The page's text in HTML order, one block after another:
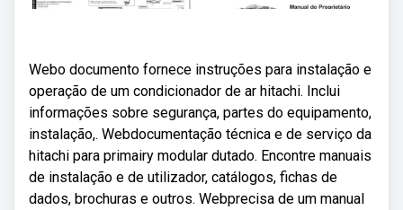
Webo documento fornece instruções para instalação e
operação de um condicionador de ar hitachi. Inclui
informações sobre segurança, partes do equipamento,
instalação,. Webdocumentação técnica e de serviço da
hitachi para primairy modular dutado. Encontre manuais
de instalação e de utilizador, catálogos, fichas de
dados, brochuras e outros. Webprecisa de um manual